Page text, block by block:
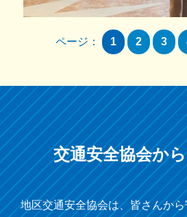
ページ： 1 2 3
交通安全協会か
地区交通安全協会は、皆さんか